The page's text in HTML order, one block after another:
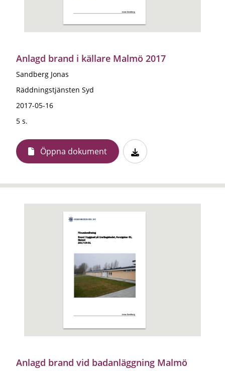
Anlagd brand i källare Malmö 2017
Sandberg Jonas
Räddningstjänsten Syd
2017-05-16
5 s.
Öppna dokument
Anlagd brand vid badanläggning Malmö